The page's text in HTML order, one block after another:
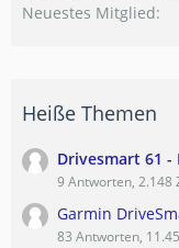
Neuestes Mitglied
Heiße Themen
Drivesmart 61
9 Antworten, 2.148
Garmin
83 Antworten,